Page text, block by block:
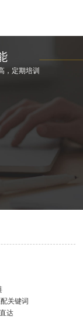
，定期培训
关键词
达